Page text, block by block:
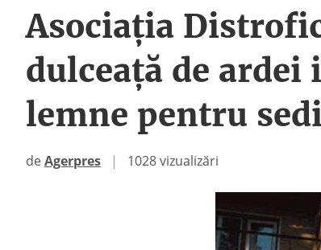
Asociaţia
dulceaţă de ardei
lemne pentru
deAgerpres | 1028 vizualizări